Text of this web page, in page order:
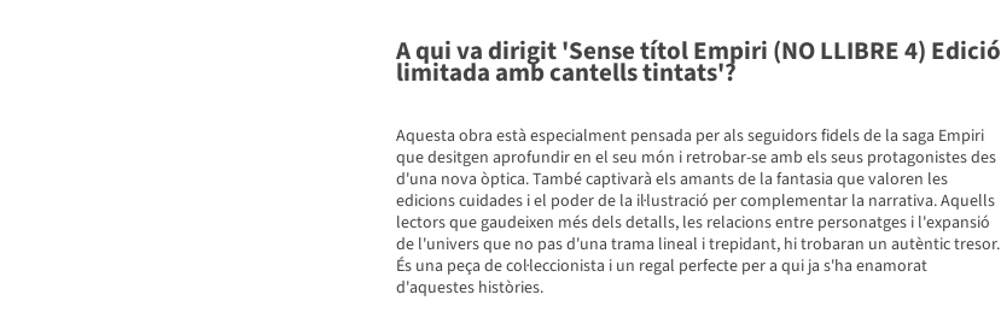
A qui va dirigit 'Sense títol Empiri (NO LLIBRE 4) Edició
limitada amb cantells tintats'?
Aquesta obra està especialment pensada per als seguidors fidels de la saga Empiri
que desitgen aprofundir en el seu món i retrobar-se amb els seus protagonistes des
d'una nova òptica. També captivarà els amants de la fantasia que valoren les
edicions cuidades i el poder de la il·lustració per complementar la narrativa. Aquells
lectors que gaudeixen més dels detalls, les relacions entre personatges i l'expansió
de l'univers que no pas d'una trama lineal i trepidant, hi trobaran un autèntic tresor.
És una peça de col·leccionista i un regal perfecte per a qui ja s'ha enamorat
d'aquestes històries.